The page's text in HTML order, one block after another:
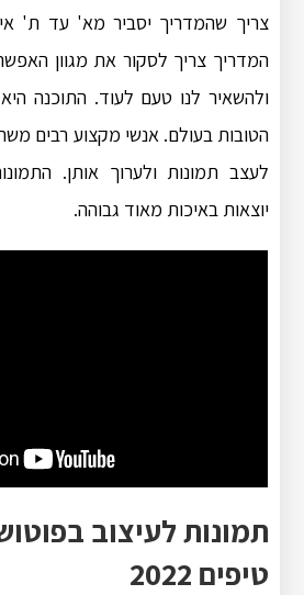
צריך שהמדריך יסביר מא' עד ת'
המדריך צריך לסקור את מגוון
ולהשאיר לנו טעם לעוד. התוכנה
הטובות בעולם. אנשי מקצוע רבים
לעצב תמונות ולערוך אותן.
יוצאות באיכות מאוד גבוהה.
תמונות לעיצוב
טיפים 2022